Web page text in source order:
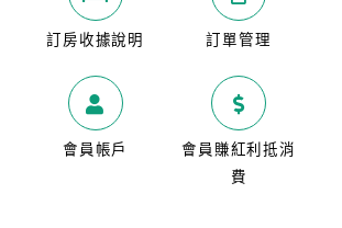
訂房收據說明 訂單管理
會員帳戶
會員賺紅利抵消
費